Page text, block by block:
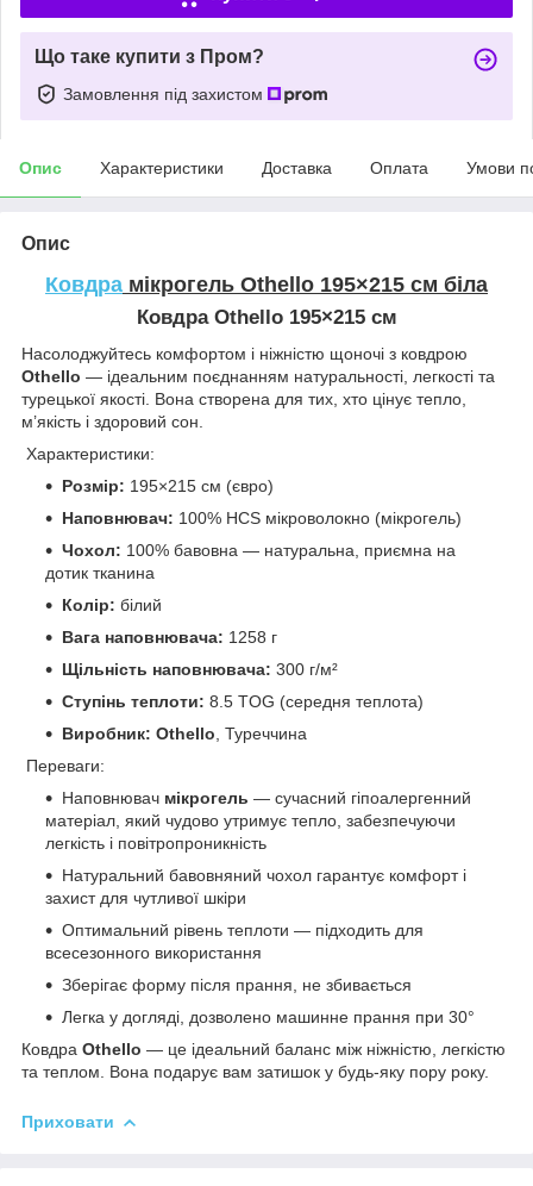
Що таке купити з Пром?
Замовлення під захистом
Опис Характеристики Доставка Оплата Умови
Опис
Ковдра мікрогель Othello 195×215 см біла
Ковдра Othello195×215 см
Насолоджуйтесь комфортом і ніжністю щоночі з ковдрою
Othello — ідеальним поєднанням натуральності, легкості та
турецької якості. Вона створена для тих, хто цінує тепло,
м’якість і здоровий сон.
Характеристики:
Розмір: 195×215 см (євро)
Наповнювач: 100% HCS мікроволокно (мікрогель)
Чохол: 100% бавовна — натуральна, приємна на
дотик тканина
Колір: білий
Вага наповнювача: 1258 г
Щільність наповнювача: 300 г/м²
Ступінь теплоти: 8.5 TOG (середня теплота)
Виробник: Othello , Туреччина
Переваги:
Наповнювач мікрогель — сучасний гіпоалергенний
матеріал, який чудово утримує тепло, забезпечуючи
легкість і повітропроникність
Натуральний бавовняний чохол гарантує комфорт і
захист для чутливої шкіри
Оптимальний рівень теплоти — підходить для
всесезонного використання
Зберігає форму після прання, не збивається
Легка у догляді, дозволено машинне прання при 30°
Ковдра Othello — це ідеальний баланс між ніжністю, легкістю
та теплом. Вона подарує вам затишок у будь-яку пору року.
Приховати